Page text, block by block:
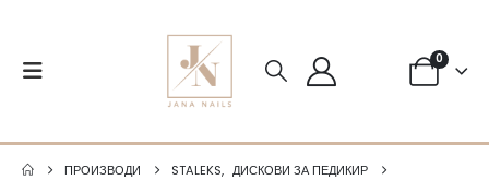
0
ПРОИЗВОДИ STALEKS, ДИСКОВИ ЗА ПЕДИКИР